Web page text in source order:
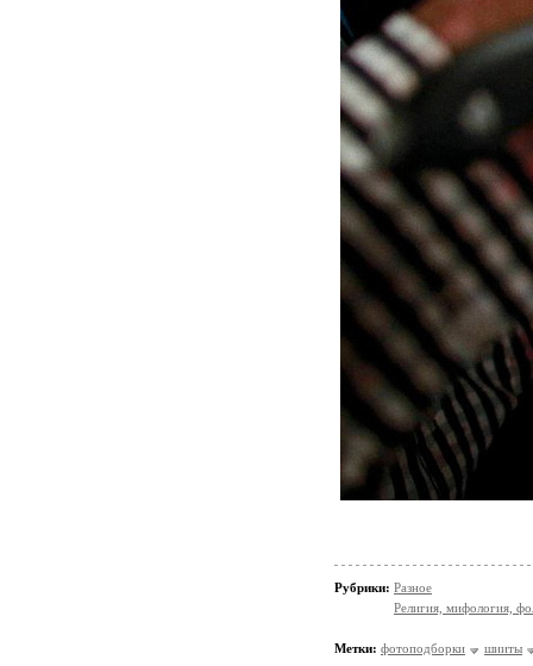
Рубрики: Разное
Религия, мифология,
Метки: фотоподборки шииты